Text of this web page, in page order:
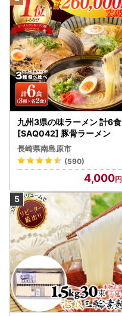
九州3県の味ラーメン 計6食
[SAQ042] 豚骨ラーメン
長崎県南島原市
(590)
4,000